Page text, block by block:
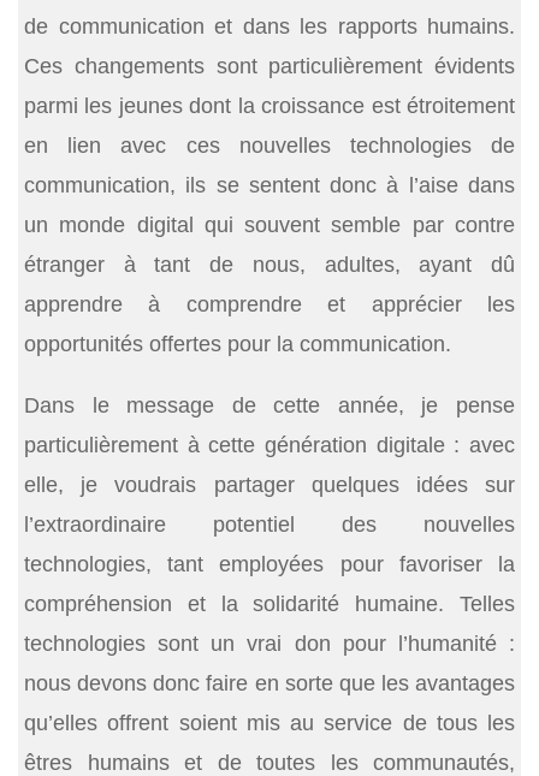
de communication et dans les rapports humains.
Ces changements sont particulièrement évidents
parmi les jeunes dont la croissance est étroitement
en lien avec ces nouvelles technologies de
communication, ils se sentent donc à l’aise dans
un monde digital qui souvent semble par contre
étranger à tant de nous, adultes, ayant dû
apprendre à comprendre et apprécier les
opportunités offertes pour la communication.
Dans le message de cette année, je pense
particulièrement à cette génération digitale : avec
elle, je voudrais partager quelques idées sur
l’extraordinaire potentiel des nouvelles
technologies, tant employées pour favoriser la
compréhension et la solidarité humaine. Telles
technologies sont un vrai don pour l’humanité :
nous devons donc faire en sorte que les avantages
qu’elles offrent soient mis au service de tous les
êtres humains et de toutes les communautés,